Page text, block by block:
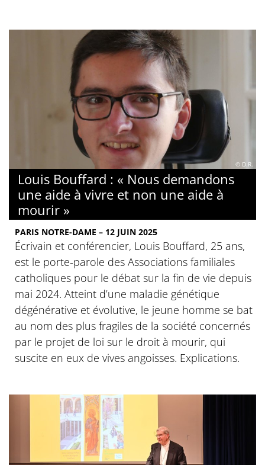
© D.R.
Louis Bouffard : « Nous demandons
une aide à vivre et non une aide à
mourir »
PARIS NOTRE-DAME – 12 JUIN 2025
Écrivain et conférencier, Louis Bouffard, 25 ans,
est le porte-parole des Associations familiales
catholiques pour le débat sur la fin de vie depuis
mai 2024. Atteint d’une maladie génétique
dégénérative et évolutive, le jeune homme se bat
au nom des plus fragiles de la société concernés
par le projet de loi sur le droit à mourir, qui
suscite en eux de vives angoisses. Explications.